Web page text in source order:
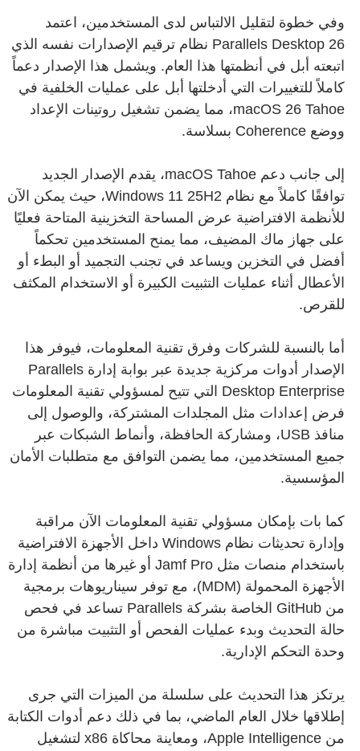
وفي خطوة لتقليل الالتباس لدى المستخدمين، اعتمد
Parallels Desktop 26 نظام ترقيم الإصدارات نفسه الذي
اتبعته أبل في أنظمتها هذا العام. ويشمل هذا الإصدار دعماً
كاملاً للتغييرات التي أدخلتها أبل على عمليات الخلفية في
macOS 26 Tahoe، مما يضمن تشغيل روتينات الإعداد
ووضع Coherence بسلاسة.
إلى جانب دعم macOS Tahoe، يقدم الإصدار الجديد
توافقًا كاملاً مع نظام Windows 11 25H2، حيث يمكن الآن
للأنظمة الافتراضية عرض المساحة التخزينية المتاحة فعليًا
على جهاز ماك المضيف، مما يمنح المستخدمين تحكماً
أفضل في التخزين ويساعد في تجنب التجميد أو البطء أو
الأعطال أثناء عمليات التثبيت الكبيرة أو الاستخدام المكثف
للقرص.
أما بالنسبة للشركات وفرق تقنية المعلومات، فيوفر هذا
الإصدار أدوات مركزية جديدة عبر بوابة إدارة Parallels
Desktop Enterprise التي تتيح لمسؤولي تقنية المعلومات
فرض إعدادات مثل المجلدات المشتركة، والوصول إلى
منافذ USB، ومشاركة الحافظة، وأنماط الشبكات عبر
جميع المستخدمين، مما يضمن التوافق مع متطلبات الأمان
المؤسسية.
كما بات بإمكان مسؤولي تقنية المعلومات الآن مراقبة
وإدارة تحديثات نظام Windows داخل الأجهزة الافتراضية
باستخدام منصات مثل Jamf Pro أو غيرها من أنظمة إدارة
الأجهزة المحمولة (MDM)، مع توفر سيناريوهات برمجية
من GitHub الخاصة بشركة Parallels تساعد في فحص
حالة التحديث وبدء عمليات الفحص أو التثبيت مباشرة من
وحدة التحكم الإدارية.
يرتكز هذا التحديث على سلسلة من الميزات التي جرى
إطلاقها خلال العام الماضي، بما في ذلك دعم أدوات الكتابة
من Apple Intelligence، ومعاينة محاكاة x86 لتشغيل